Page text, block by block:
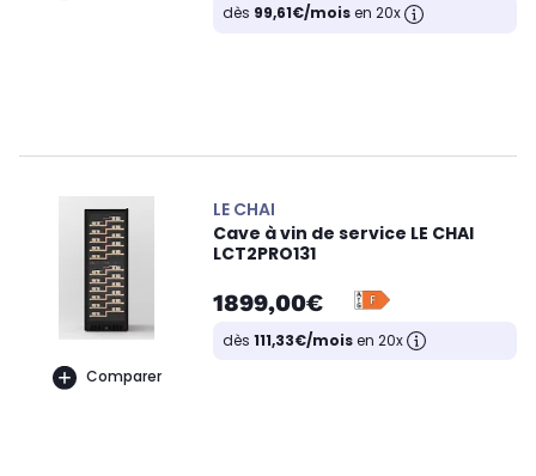
dès 99,61€/moisen 20x
Comparer
LE CHAI
Cave à vin de service LE CHAI
LCT2PRO131
1899,00€
dès 111,33€/moisen 20x